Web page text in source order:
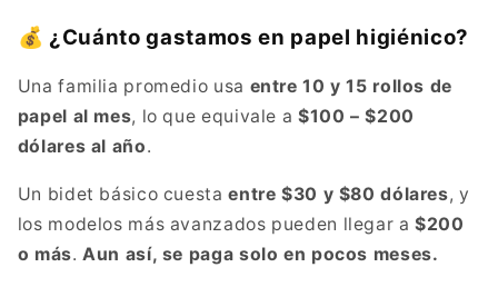
💰 ¿Cuánto gastamos en papel higiénico?
Una familia promedio usa entre 10 y 15 rollos de
papel al mes, lo que equivale a $100 – $200
dólares al año.
Un bidet básico cuesta entre $30 y $80 dólares, y
los modelos más avanzados pueden llegar a $200
o más. Aun así, se paga solo en pocos meses.